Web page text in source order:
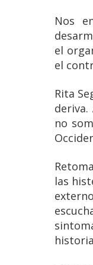
Nos
el
el
Rita
no
las